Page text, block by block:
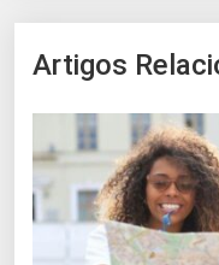
Artigos